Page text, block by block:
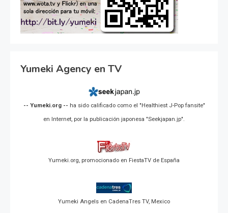
Yumeki Agency en TV
-- Yumeki.org -- ha sido calificado como el "Healthiest J-Pop fansite"
en Internet, por la publicación japonesa "Seekjapan.jp".
Yumeki.org, promocionado en FiestaTV de España
Yumeki Angels en CadenaTres TV, Mexico